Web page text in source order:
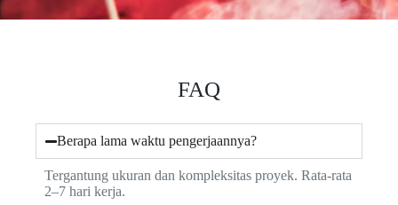
FAQ
Berapa lama waktu pengerjaannya?
Tergantung ukuran dan kompleksitas proyek. Rata-rata
2–7 hari kerja.